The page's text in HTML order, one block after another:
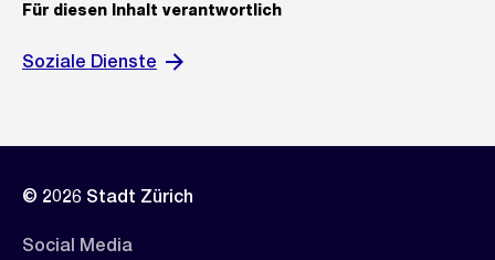
Für diesen Inhalt verantwortlich
Soziale Dienste
© 2026 Stadt Zürich
Social Media